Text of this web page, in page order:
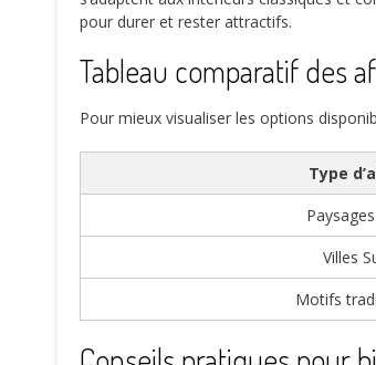
pour durer et rester attractifs.
Tableau comparatif des
Pour mieux visualiser les options
Type
Villes
Motifs